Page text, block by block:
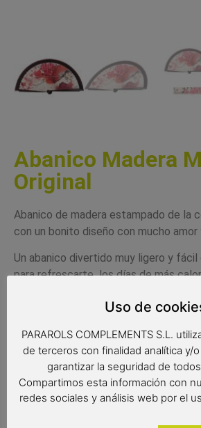
Abanico Madera
Original
Abanico de madera estampado de la
con un bonito diseño con mucho amor
Un abanico divertido muy ligero y
para refrescarte los días de más
La impresión del estampado se
color a conjunto con el diseño del
El abanico va con una caja de cartón
gratuita con un diseño exclusivo de
Un regalo muy completo y original a
Uso de
PARAROLS COMPLEMENTS S.L.
de terceros con finalidad analítica y/
garantizar la seguridad de
Compartimos esta información con
redes sociales y análisis web por el